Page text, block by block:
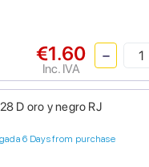
€1.60
Inc. IVA
D oro y negro RJ
6 Days from purchase